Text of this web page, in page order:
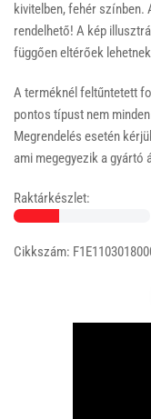
kivitelben, fehér
rendelhető! A kép
függően eltérőek
A terméknél feltűntetett
pontos típust nem
Megrendelés esetén
ami megegyezik a gyártó
Raktárkészlet:
Cikkszám: